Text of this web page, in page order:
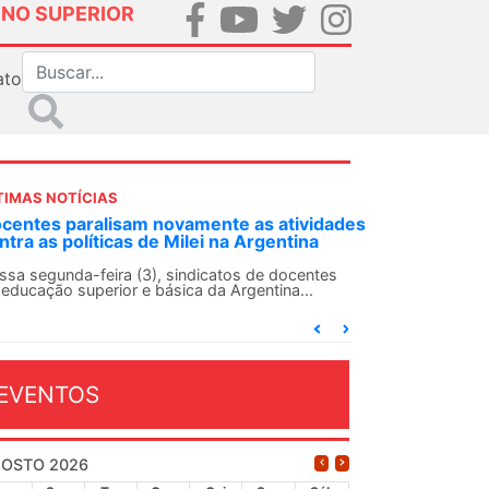
SUPERIOR
NOTÍCIAS
SN convoca docentes para Dia de
Internacionalista com Cuba em
de agosto
SN conclama suas seções sindicais e o